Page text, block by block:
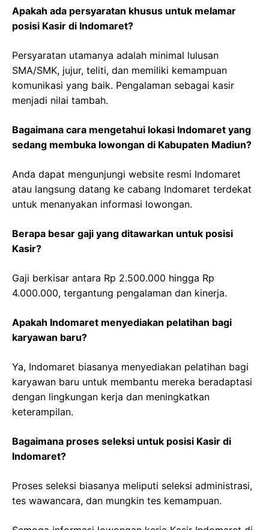
Apakah ada persyaratan khusus untuk melamar
posisi Kasir di Indomaret?
Persyaratan utamanya adalah minimal lulusan
SMA/SMK, jujur, teliti, dan memiliki kemampuan
komunikasi yang baik. Pengalaman sebagai kasir
menjadi nilai tambah.
Bagaimana cara mengetahui lokasi Indomaret yang
sedang membuka lowongan di Kabupaten Madiun?
Anda dapat mengunjungi website resmi Indomaret
atau langsung datang ke cabang Indomaret terdekat
untuk menanyakan informasi lowongan.
Berapa besar gaji yang ditawarkan untuk posisi
Kasir?
Gaji berkisar antara Rp 2.500.000 hingga Rp
4.000.000, tergantung pengalaman dan kinerja.
Apakah Indomaret menyediakan pelatihan bagi
karyawan baru?
Ya, Indomaret biasanya menyediakan pelatihan bagi
karyawan baru untuk membantu mereka beradaptasi
dengan lingkungan kerja dan meningkatkan
keterampilan.
Bagaimana proses seleksi untuk posisi Kasir di
Indomaret?
Proses seleksi biasanya meliputi seleksi administrasi,
tes wawancara, dan mungkin tes kemampuan.